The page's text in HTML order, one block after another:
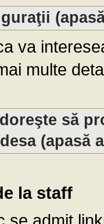
va
multe
să
(apasă
la staff